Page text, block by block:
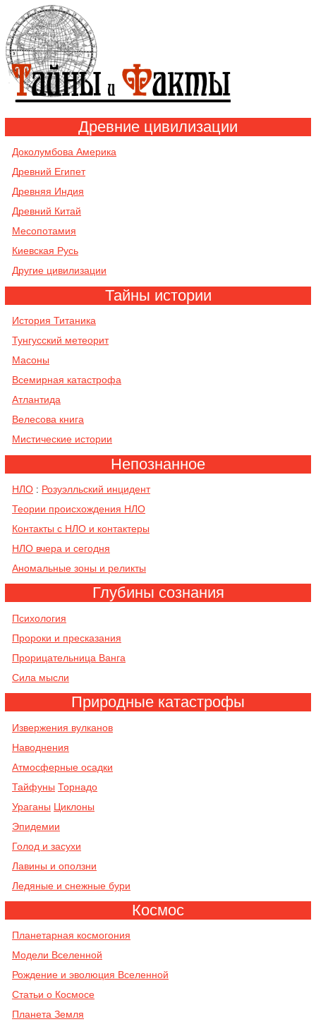
Древние цивилизации
Доколумбова Америка
Древний Египет
Древняя Индия
Древний Китай
Месопотамия
Киевская Русь
Другие цивилизации
Тайны истории
История Титаника
Тунгусский метеорит
Масоны
Всемирная катастрофа
Атлантида
Велесова книга
Мистические истории
Непознанное
НЛО : Розуэлльский инцидент
Теории происхождения НЛО
Контакты с НЛО и контактеры
НЛО вчера и сегодня
Аномальные зоны и реликты
Глубины сознания
Психология
Пророки и пресказания
Прорицательница Ванга
Сила мысли
Природные катастрофы
Извержения вулканов
Наводнения
Атмосферные осадки
Тайфуны Торнадо
Ураганы Циклоны
Эпидемии
Голод и засухи
Лавины и оползни
Ледяные и снежные бури
Космос
Планетарная космогония
Модели Вселенной
Рождение и эволюция Вселенной
Cтатьи о Космосе
Планета Земля